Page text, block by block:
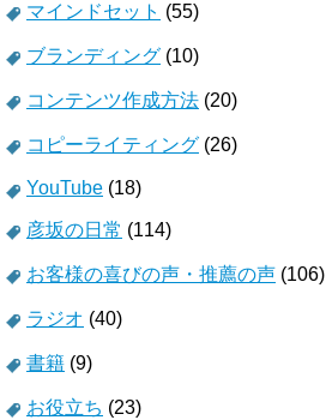
マインドセット (55)
ブランディング (10)
コンテンツ作成方法 (20)
コピーライティング (26)
YouTube (18)
彦坂の日常 (114)
お客様の喜びの声・推薦の声 (106)
ラジオ (40)
書籍 (9)
お役立ち (23)